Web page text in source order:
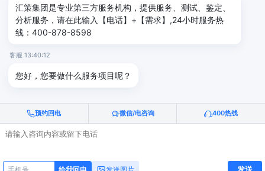
北京 武汉
友情链接
广州海沣检测 汇策可靠性检测
© 2026 深圳汇策众创空间管理有限公司 & 广州海沣检测认证有限公司
版权所有 |
电话咨询
汇策集团是专业第三方服务机构，提供服务、测试、鉴定、
分析服务，请在此输入【电话】+【需求】,24小时服务热
线：400-878-8598
客服 13:40:12
您好，您要做什么服务项目呢？
预约回电 微信/电咨询 400热线
发送图片